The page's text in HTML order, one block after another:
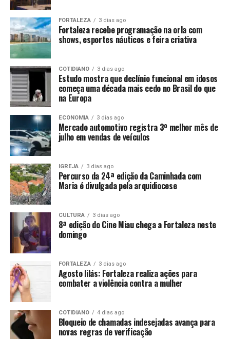
FORTALEZA 3 dias ago
Fortaleza recebe programação na orla com
shows, esportes náuticos e feira criativa
COTIDIANO 3 dias ago
Estudo mostra que declínio funcional em idosos
começa uma década mais cedo no Brasil do que
na Europa
ECONOMIA 3 dias ago
Mercado automotivo registra 3º melhor mês de
julho em vendas de veículos
IGREJA 3 dias ago
Percurso da 24ª edição da Caminhada com
Maria é divulgada pela arquidiocese
CULTURA 3 dias ago
8ª edição do Cine Miau chega a Fortaleza neste
domingo
FORTALEZA 3 dias ago
Agosto lilás: Fortaleza realiza ações para
combater a violência contra a mulher
COTIDIANO 4 dias ago
Bloqueio de chamadas indesejadas avança para
novas regras de verificação